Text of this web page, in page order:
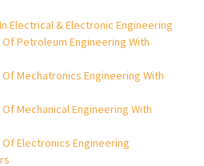
Electrical & Electronic Engineering
Of Petroleum Engineering With
Of Mechatronics Engineering With
Mechanical Engineering With
Of Electronics Engineering